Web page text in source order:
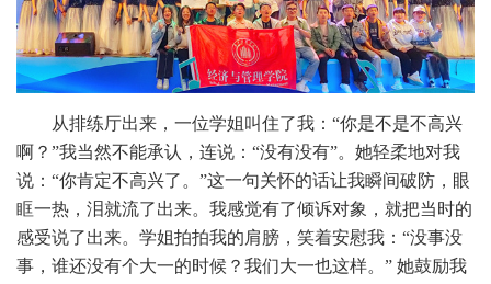
从排练厅出来，一位学姐叫住了我：“你是不是不高兴
啊？”我当然不能承认，连说：“没有没有”。她轻柔地对我
说：“你肯定不高兴了。”这一句关怀的话让我瞬间破防，眼
眶一热，泪就流了出来。我感觉有了倾诉对象，就把当时的
感受说了出来。学姐拍拍我的肩膀，笑着安慰我：“没事没
事，谁还没有个大一的时候？我们大一也这样。” 她鼓励我